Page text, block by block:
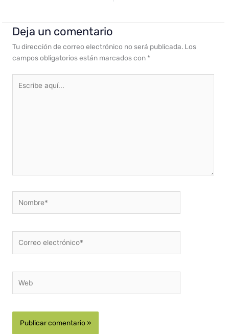
Deja un comentario
Tu dirección de correo electrónico no será publicada. Los
campos obligatorios están marcados con *
aquí...
electrónico*